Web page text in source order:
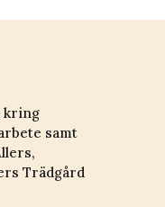
kring
samt
Trädgård